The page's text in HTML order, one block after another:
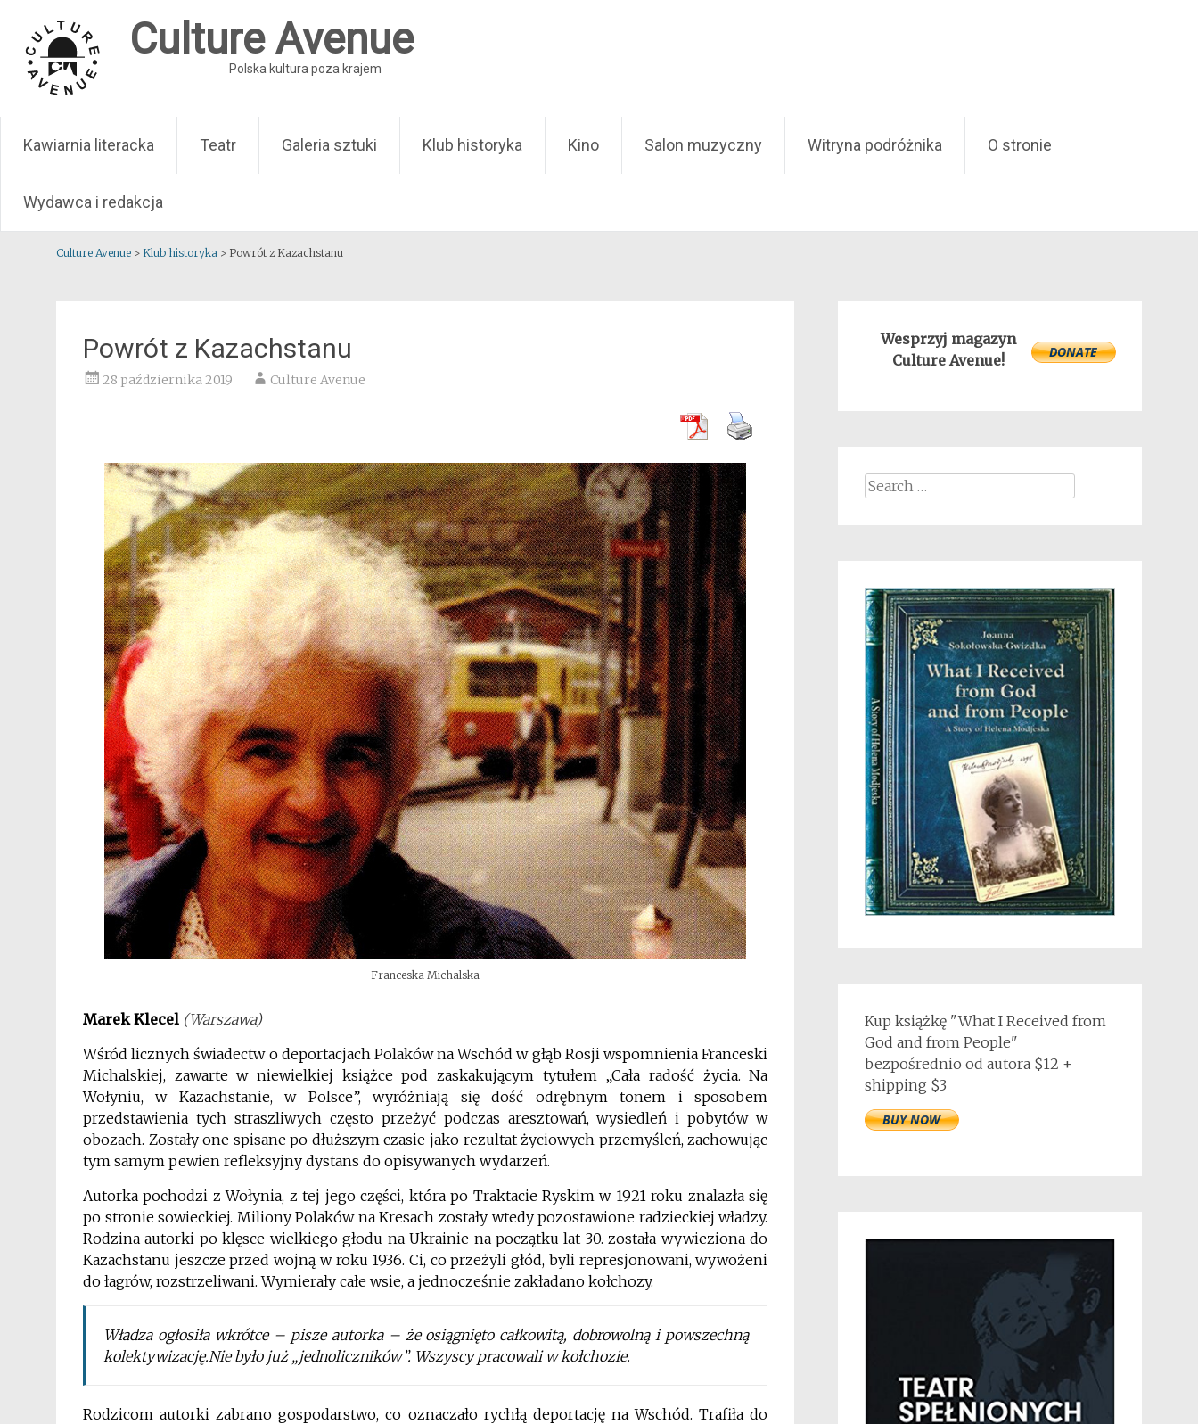
content
Culture Avenue
Polska kultura poza krajem
Kawiarnia literacka Teatr Galeria sztuki Klub historyka Kino Salon muzyczny Witryna podróżnika O stronie
Wydawca i redakcja
Culture Avenue > Klub historyka > Powrót z Kazachstanu
Powrót z Kazachstanu
28 października 2019 Culture Avenue
Franceska Michalska
Marek Klecel (Warszawa)
Wśród licznych świadectw o deportacjach Polaków na Wschód w głąb Rosji wspomnienia Franceski
Michalskiej, zawarte w niewielkiej książce pod zaskakującym tytułem „Cała radość życia. Na
Wołyniu, w Kazachstanie, w Polsce”, wyróżniają się dość odrębnym tonem i sposobem
przedstawienia tych straszliwych często przeżyć podczas aresztowań, wysiedleń i pobytów w
obozach. Zostały one spisane po dłuższym czasie jako rezultat życiowych przemyśleń, zachowując
tym samym pewien refleksyjny dystans do opisywanych wydarzeń.
Autorka pochodzi z Wołynia, z tej jego części, która po Traktacie Ryskim w 1921 roku znalazła się
po stronie sowieckiej. Miliony Polaków na Kresach zostały wtedy pozostawione radzieckiej władzy.
Rodzina autorki po klęsce wielkiego głodu na Ukrainie na początku lat 30. została wywieziona do
Kazachstanu jeszcze przed wojną w roku 1936. Ci, co przeżyli głód, byli represjonowani, wywożeni
do łagrów, rozstrzeliwani. Wymierały całe wsie, a jednocześnie zakładano kołchozy.
Władza ogłosiła wkrótce – pisze autorka – że osiągnięto całkowitą, dobrowolną i powszechną
kolektywizację.Nie było już „jednoliczników”. Wszyscy pracowali w kołchozie.
Rodzicom autorki zabrano gospodarstwo, co oznaczało rychłą deportację na Wschód. Trafiła do
Wesprzyj magazyn
Culture Avenue!
Search
Kup książkę "What I Received from
God and from People"
bezpośrednio od autora $12 +
shipping $3